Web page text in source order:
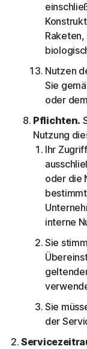
Raketen,
Nutzen
Sie
oder
Pflichten.
Nutzung
Ihr
oder die
bestimmt
interne
Sie
Sie
der